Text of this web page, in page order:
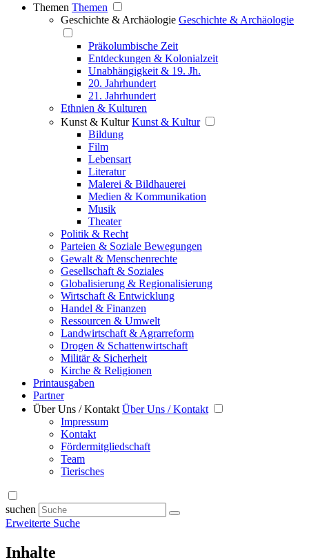
Themen Themen
Geschichte & Archäologie Geschichte & Archäologie
Präkolumbische Zeit
Entdeckungen & Kolonialzeit
Unabhängigkeit & 19. Jh.
20. Jahrhundert
21. Jahrhundert
Ethnien & Kulturen
Kunst & Kultur Kunst & Kultur
Bildung
Film
Lebensart
Literatur
Malerei & Bildhauerei
Medien & Kommunikation
Musik
Theater
Politik & Recht
Parteien & Soziale Bewegungen
Gewalt & Menschenrechte
Gesellschaft & Soziales
Globalisierung & Regionalisierung
Wirtschaft & Entwicklung
Handel & Finanzen
Ressourcen & Umwelt
Landwirtschaft & Agrarreform
Drogen & Schattenwirtschaft
Militär & Sicherheit
Kirche & Religionen
Printausgaben
Partner
Über Uns / Kontakt Über Uns / Kontakt
Impressum
Kontakt
Fördermitgliedschaft
Team
Tierisches
suchen
Erweiterte Suche
Inhalte